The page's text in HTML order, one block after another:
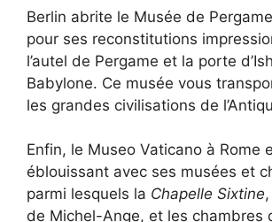
Berlin abrite le Musée de
pour ses reconstitutions
l’autel de Pergame et la porte
Babylone. Ce musée vous
les grandes civilisations de
Enfin, le Museo Vaticano à Rome
éblouissant avec ses musées et
parmi lesquels la Chapelle Sixtine
de Michel-Ange, et les chambres